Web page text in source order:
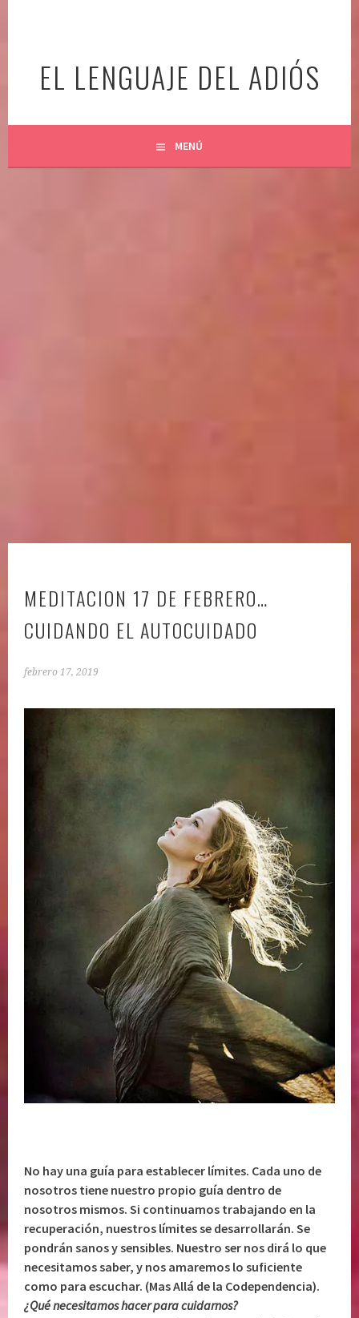
EL LENGUAJE DEL ADIÓS
MENÚ
MEDITACION 17 DE FEBRERO…
CUIDANDO EL AUTOCUIDADO
febrero 17, 2019
No hay una guía para establecer límites. Cada uno de
nosotros tiene nuestro propio guía dentro de
nosotros mismos. Si continuamos trabajando en la
recuperación, nuestros límites se desarrollarán. Se
pondrán sanos y sensibles. Nuestro ser nos dirá lo que
necesitamos saber, y nos amaremos lo suficiente
como para escuchar. (Mas Allá de la Codependencia).
¿Qué necesitamos hacer para cuidarnos?